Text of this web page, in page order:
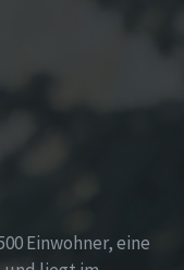
Einwohner, eine